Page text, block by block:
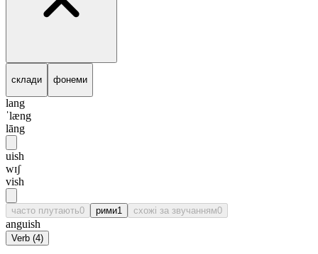
склади фонеми
lang
ˈlæng
lāng
uish
wɪʃ
vish
часто плутають0 рими1 схожі за звучанням0
anguish
Verb (4)